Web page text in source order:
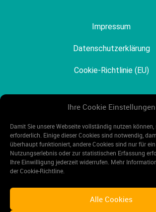
Ihre Cookie Einstellungen
Damit Sie unsere Webseite vollständig nutzen
erforderlich. Einige dieser Cookies sind notwendig,
überhaupt funktioniert, andere Cookies sind nur für
Nutzungs­erlebnis oder zur statistischen Erfassung
Ihre Einwilligung jederzeit widerrufen. Mehr
der Cookie-Richtline.
Alle Cookies
Impressum
Datenschutzerklärung
Cookie-Richtlinie (EU)
Mehr Angebote
mobil-and-fun.de